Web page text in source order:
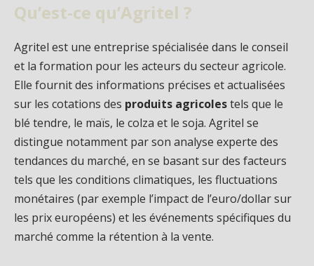
Qu’est-ce qu’Agritel ?
Agritel est une entreprise spécialisée dans le conseil
et la formation pour les acteurs du secteur agricole.
Elle fournit des informations précises et actualisées
sur les cotations des produits agricolestels que le
blé tendre, le maïs, le colza et le soja. Agritel se
distingue notamment par son analyse experte des
tendances du marché, en se basant sur des facteurs
tels que les conditions climatiques, les fluctuations
monétaires (par exemple l’impact de l’euro/dollar sur
les prix européens) et les événements spécifiques du
marché comme la rétention à la vente.